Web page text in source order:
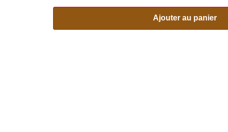
Ajouter au panier